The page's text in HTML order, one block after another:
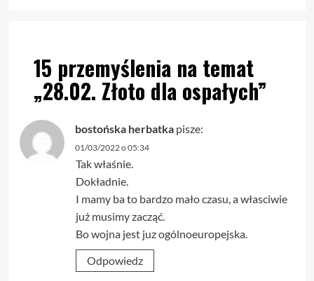
15 przemyślenia na temat
„28.02. Złoto dla ospałych”
bostońska herbatka pisze:
01/03/2022 o 05:34
Tak właśnie.
Dokładnie.
I mamy ba to bardzo mało czasu, a własciwie
już musimy zacząć.
Bo wojna jest juz ogólnoeuropejska.
Odpowiedz